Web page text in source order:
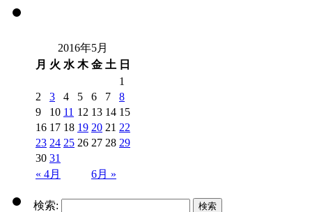
2016年5月
月 火 水 木 金 土 日
« 4月 6月 »
1
2
3 4 5 6 7
8
9
10 11 12 13 14 15
16 17 18 19 20 21 22
23 24 25 26 27 28 29
30 31
検索: